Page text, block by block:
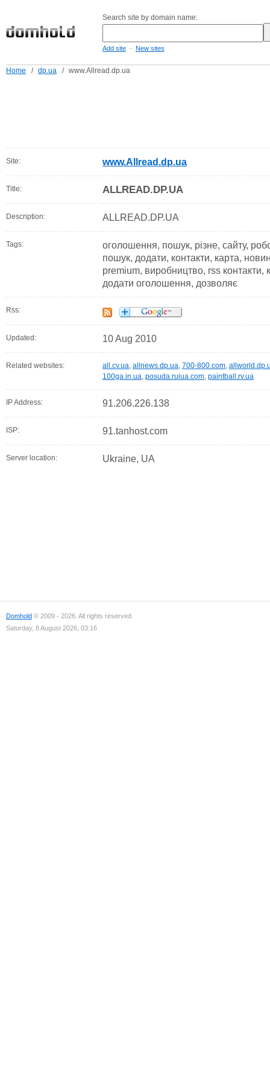
Search site by domain name:
Add site - New sites
Home / dp.ua / www.Allread.dp.ua
Site: www.Allread.dp.ua
Title: ALLREAD.DP.UA
Description: ALLREAD.DP.UA
Tags:
оголошення, пошук, різне, сайту,
пошук, додати, контакти, карта,
premium, виробництво, rss контакти,
додати оголошення, дозволяє
Rss:
Updated: 10 Aug 2010
Related websites: all.cv.ua, allnews.dp.ua, 700-800.com,
100ga.in.ua, posuda.ruiua.com, paintball.rv.ua
IP Address: 91.206.226.138
ISP: 91.tanhost.com
Server location: Ukraine, UA
Domhold © 2009 - 2026. All rights reserved.
Saturday, 8 August 2026, 03:16